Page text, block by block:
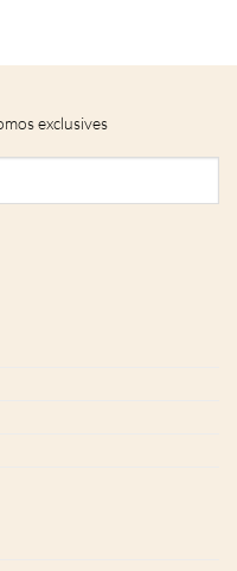
exclusives